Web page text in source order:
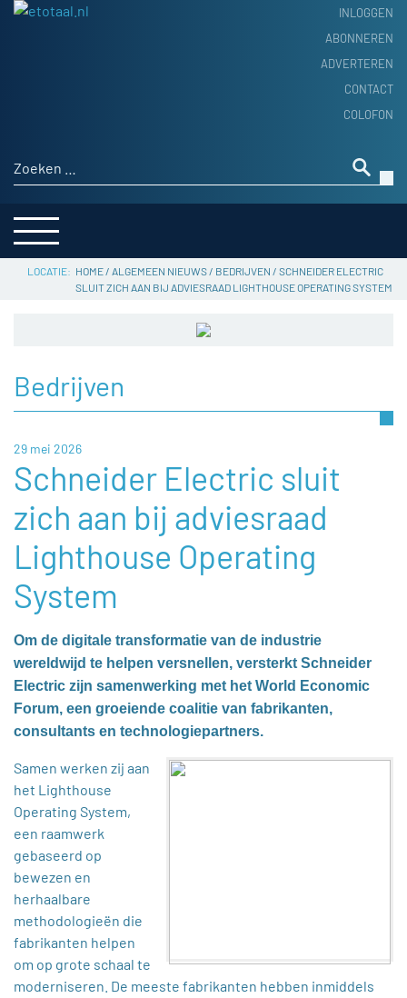
INLOGGEN
ABONNEREN
ADVERTEREN
CONTACT
COLOFON
Zoeken naar:
LEVERANCIERSGIDS
SERVICE
HOME/ ALGEMEEN NIEUWS/ BEDRIJVEN / SCHNEIDER ELECTRIC
SLUIT ZICH AAN BIJ ADVIESRAAD LIGHTHOUSE OPERATING SYSTEM
Bedrijven
29 mei 2026
Schneider Electric sluit
zich aan bij adviesraad
Lighthouse Operating
System
Om de digitale transformatie van de industrie
wereldwijd te helpen versnellen, versterkt Schneider
Electric zijn samenwerking met het World Economic
Forum, een groeiende coalitie van fabrikanten,
consultants en technologiepartners.
Samen werken zij aan
het Lighthouse
Operating System,
een raamwerk
gebaseerd op
bewezen en
herhaalbare
methodologieën die
fabrikanten helpen
om op grote schaal te
moderniseren. De meeste fabrikanten hebben inmiddels